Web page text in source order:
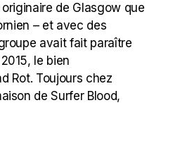
de Glasgow que
– et avec des
avait fait paraître
le bien
Rot. Toujours chez
de Surfer Blood,